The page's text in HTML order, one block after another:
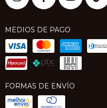
MEDIOS DE PAGO
FORMAS DE ENVÍO